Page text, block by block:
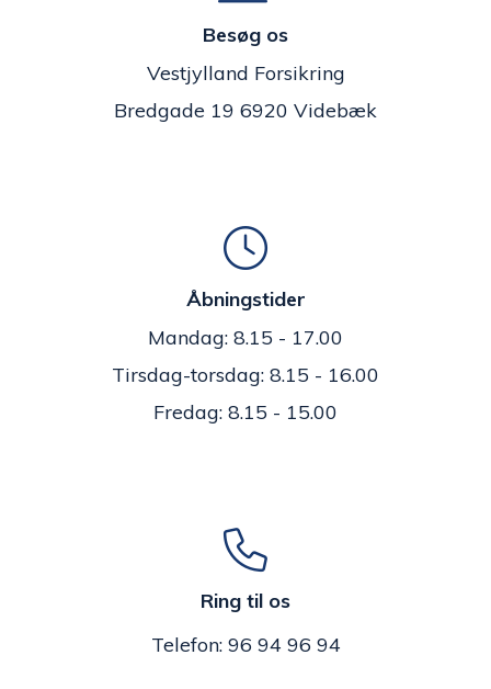
Besøg os
Vestjylland Forsikring
Bredgade 19 6920 Videbæk
Åbningstider
Mandag: 8.15 - 17.00
Tirsdag-torsdag: 8.15 - 16.00
Fredag: 8.15 - 15.00
Ring til os
Telefon: 96 94 96 94